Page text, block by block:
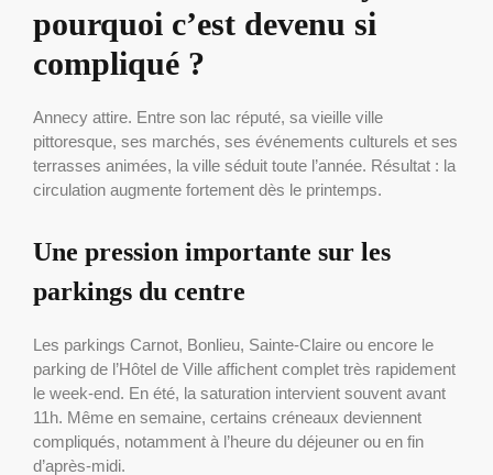
pourquoi c’est devenu si
compliqué ?
Annecy attire. Entre son lac réputé, sa vieille ville
pittoresque, ses marchés, ses événements culturels et ses
terrasses animées, la ville séduit toute l’année. Résultat : la
circulation augmente fortement dès le printemps.
Une pression importante sur les
parkings du centre
Les parkings Carnot, Bonlieu, Sainte-Claire ou encore le
parking de l’Hôtel de Ville affichent complet très rapidement
le week-end. En été, la saturation intervient souvent avant
11h. Même en semaine, certains créneaux deviennent
compliqués, notamment à l’heure du déjeuner ou en fin
d’après-midi.